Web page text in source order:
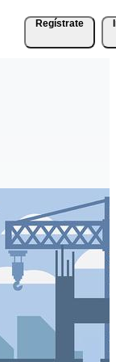
Regístrate